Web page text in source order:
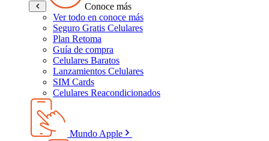
Conoce más
Ver todo en conoce más
Seguro Gratis Celulares
Plan Retoma
Guía de compra
Celulares Baratos
Lanzamientos Celulares
SIM Cards
Celulares Reacondicionados
Mundo Apple